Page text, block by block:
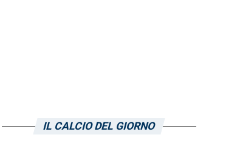
IL CALCIO DEL GIORNO